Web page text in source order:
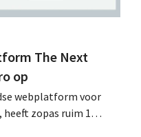
The Next
op
webplatform voor
zopas ruim 1